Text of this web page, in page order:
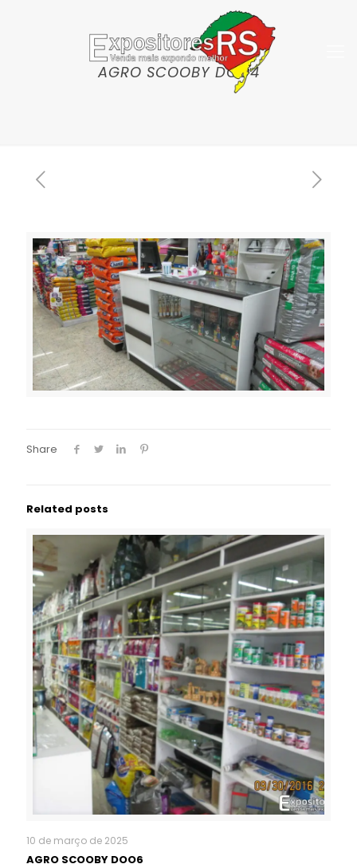
AGRO SCOOBY DOO4
Share
Related posts
10 de março de 2025
AGRO SCOOBY DOO6